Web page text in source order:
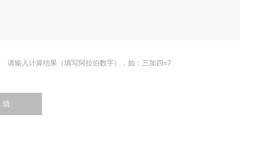
请输入计算结果（填写阿拉伯数字），如：三加四=7